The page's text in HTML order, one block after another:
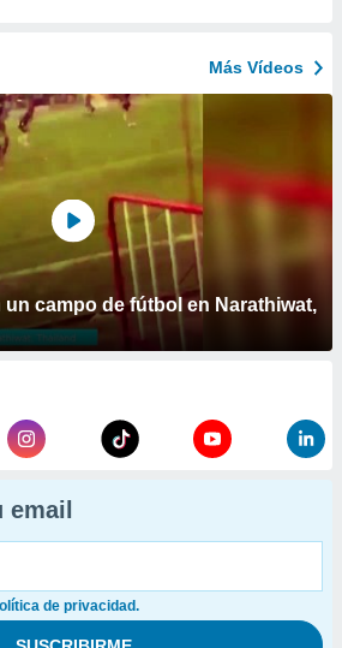
Más Vídeos
campo de fútbol en Narathiwat,
de privacidad.